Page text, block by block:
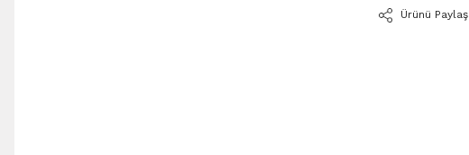
Ürünü Paylaş